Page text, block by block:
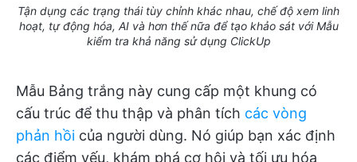
Tận dụng các trạng thái tùy chỉnh khác nhau, chế độ xem linh
hoạt, tự động hóa, AI và hơn thế nữa để tạo khảo sát với Mẫu
kiểm tra khả năng sử dụng ClickUp
Mẫu Bảng trắng này cung cấp một khung có
cấu trúc để thu thập và phân tích các vòng
phản hồi của người dùng. Nó giúp bạn xác định
các điểm yếu, khám phá cơ hội và tối ưu hóa